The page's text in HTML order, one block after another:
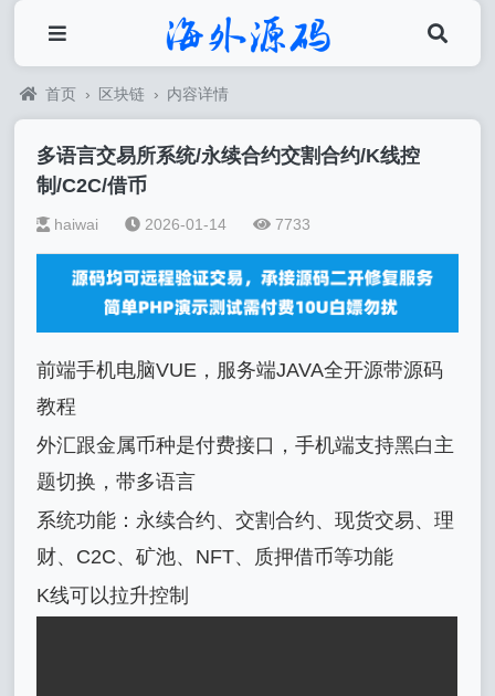
首页 › 区块链 › 内容详情
多语言交易所系统/永续合约交割合约/K线控
制/C2C/借币
haiwai 2026-01-14 7733
前端手机电脑VUE，服务端JAVA全开源带源码
教程
外汇跟金属币种是付费接口，手机端支持黑白主
题切换，带多语言
系统功能：永续合约、交割合约、现货交易、理
财、C2C、矿池、NFT、质押借币等功能
K线可以拉升控制